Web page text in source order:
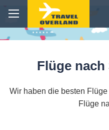
Flüge nach
Wir haben die besten
Flüge